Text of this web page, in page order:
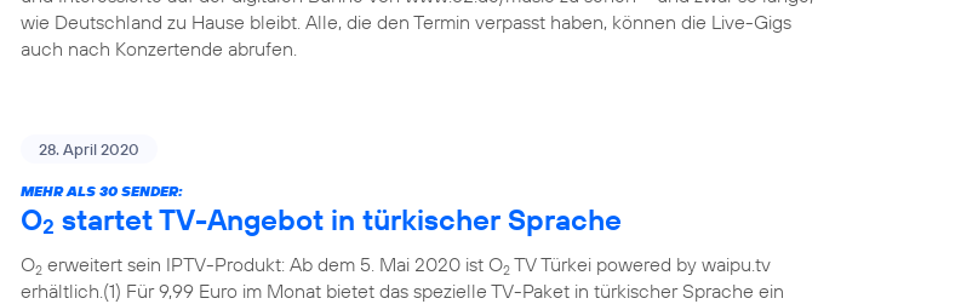
wie Deutschland zu Hause bleibt. Alle, die den Termin verpasst haben, können die Live-Gigs
auch nach Konzertende abrufen.
28. April 2020
MEHR ALS 30 SENDER:
O2 startet TV-Angebot in türkischer Sprache
O2 erweitert sein IPTV-Produkt: Ab dem 5. Mai 2020 ist O2 TV Türkei powered by waipu.tv
erhältlich.(1) Für 9,99 Euro im Monat bietet das spezielle TV-Paket in türkischer Sprache ein